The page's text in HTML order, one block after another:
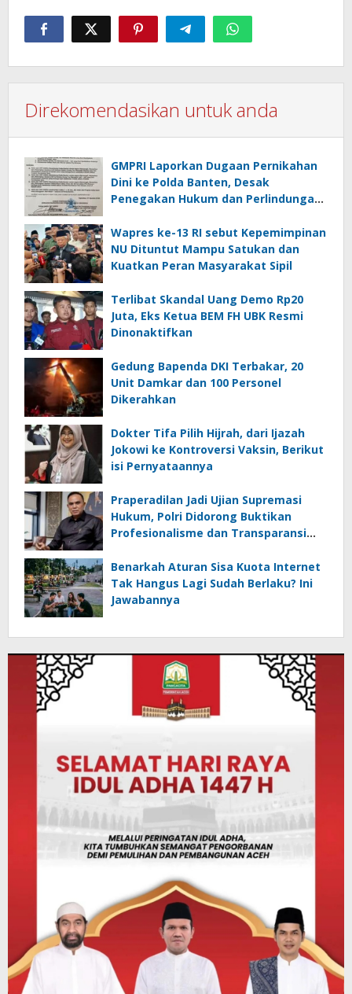
Direkomendasikan untuk anda
GMPRI Laporkan Dugaan Pernikahan
Dini ke Polda Banten, Desak
Penegakan Hukum dan Perlindungan
Wapres ke-13 RI sebut Kepemimpinan
NU Dituntut Mampu Satukan dan
Kuatkan Peran Masyarakat Sipil
Terlibat Skandal Uang Demo Rp20
Juta, Eks Ketua BEM FH UBK Resmi
Dinonaktifkan
Gedung Bapenda DKI Terbakar, 20
Unit Damkar dan 100 Personel
Dikerahkan
Dokter Tifa Pilih Hijrah, dari Ijazah
Jokowi ke Kontroversi Vaksin, Berikut
isi Pernyataannya
Praperadilan Jadi Ujian Supremasi
Hukum, Polri Didorong Buktikan
Profesionalisme dan Transparansi
Benarkah Aturan Sisa Kuota Internet
Tak Hangus Lagi Sudah Berlaku? Ini
Jawabannya